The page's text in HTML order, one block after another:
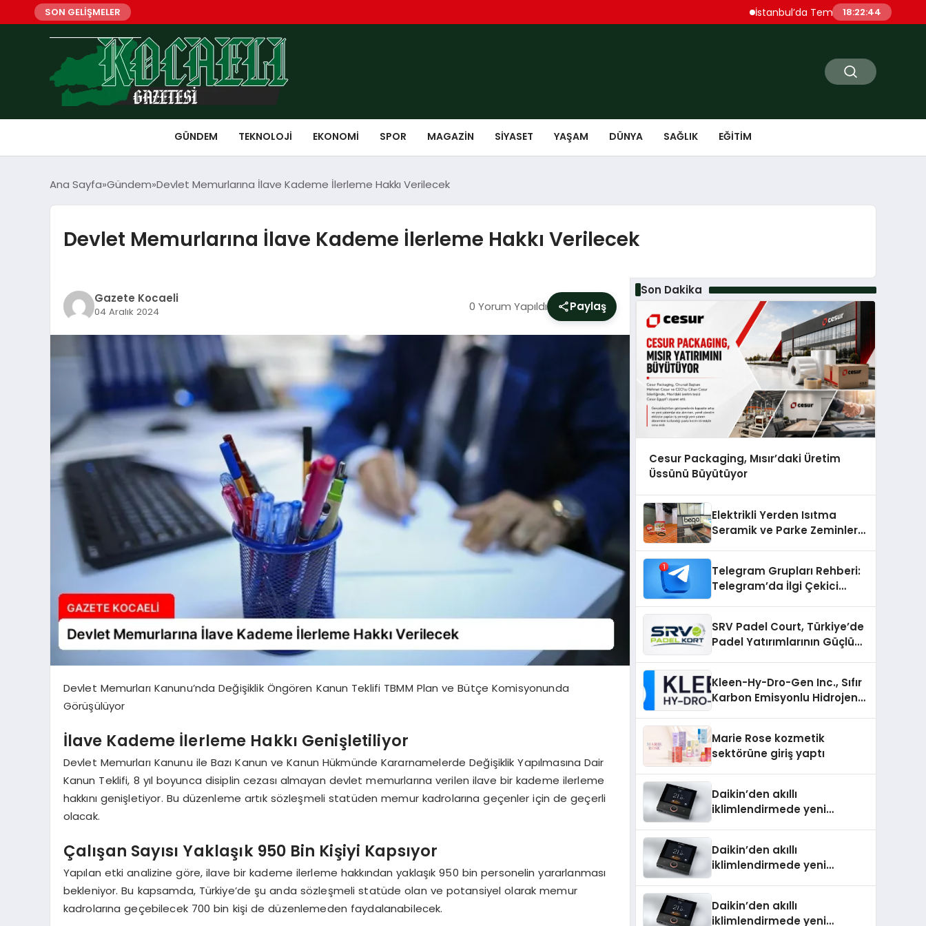
SON GELİŞMELER İstanbul’da Temmuz Ayı Fiyat Hareketleri
18:22:45
GÜNDEM TEKNOLOJI EKONOMI SPOR MAGAZIN SIYASET YAŞAM DÜNYA SAĞLIK EĞITIM
Ana Sayfa Gündem Devlet Memurlarına İlave Kademe İlerleme Hakkı Verilecek
Devlet Memurlarına İlave Kademe İlerleme Hakkı Verilecek
Gazete Kocaeli
04 Aralık 2024 0 Yorum Yapıldı Paylaş
Devlet Memurları Kanunu’nda Değişiklik Öngören Kanun Teklifi TBMM Plan ve Bütçe Komisyonunda
Görüşülüyor
İlave Kademe İlerleme Hakkı Genişletiliyor
Devlet Memurları Kanunu ile Bazı Kanun ve Kanun Hükmünde Kararnamelerde Değişiklik Yapılmasına Dair
Kanun Teklifi, 8 yıl boyunca disiplin cezası almayan devlet memurlarına verilen ilave bir kademe ilerleme
hakkını genişletiyor. Bu düzenleme artık sözleşmeli statüden memur kadrolarına geçenler için de geçerli
olacak.
Çalışan Sayısı Yaklaşık 950 Bin Kişiyi Kapsıyor
Yapılan etki analizine göre, ilave bir kademe ilerleme hakkından yaklaşık 950 bin personelin yararlanması
bekleniyor. Bu kapsamda, Türkiye’de şu anda sözleşmeli statüde olan ve potansiyel olarak memur
kadrolarına geçebilecek 700 bin kişi de düzenlemeden faydalanabilecek.
Son Dakika
Cesur Packaging, Mısır’daki Üretim
Üssünü Büyütüyor
Elektrikli Yerden Isıtma
Seramik ve Parke Zeminler
Telegram Grupları Rehberi:
Telegram’da İlgi Çekici
SRV Padel Court, Türkiye’de
Padel Yatırımlarının Güçlü
Kleen-Hy-Dro-Gen Inc., Sıfır
Karbon Emisyonlu Hidrojen
Aldı
Marie Rose kozmetik
sektörüne giriş yaptı
Daikin’den akıllı
iklimlendirmede yeni
Daikin’den akıllı
iklimlendirmede yeni
Daikin’den akıllı
iklimlendirmede yeni